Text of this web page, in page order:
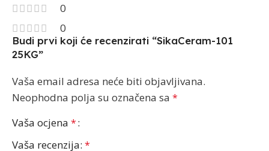
0
0
Budi prvi koji će recenzirati “SikaCeram-101
25KG”
Vaša email adresa neće biti objavljivana.
Neophodna polja su označena sa *
Vaša ocjena *
Vaša recenzija: *